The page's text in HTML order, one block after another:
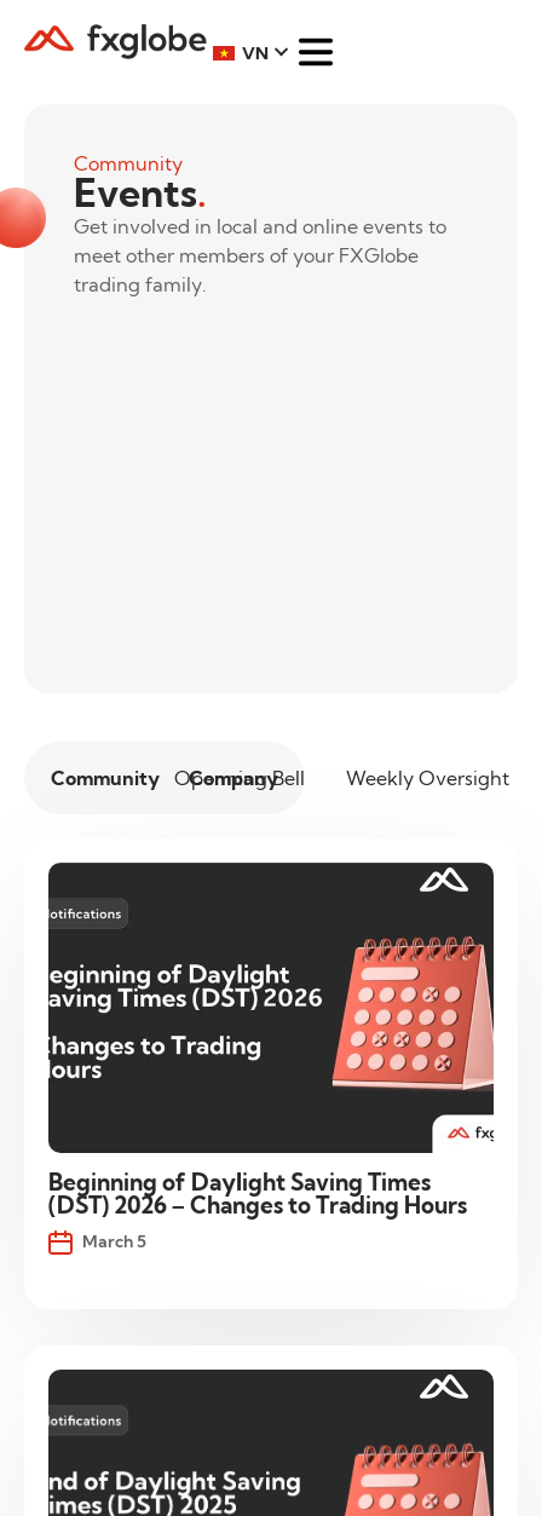
VN
Community
Events.
Get involved in local and online events to
meet other members of your FXGlobe
trading family.
Community Company
Openning Bell Weekly Oversight
Beginning of Daylight Saving Times
(DST) 2026 – Changes to Trading Hours
March 5